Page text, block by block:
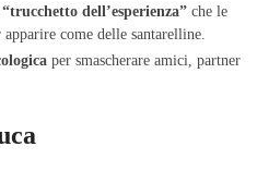
dell’esperienza” che le
come delle santarelline.
per smascherare amici, partner